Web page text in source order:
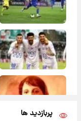
پربازدید ها